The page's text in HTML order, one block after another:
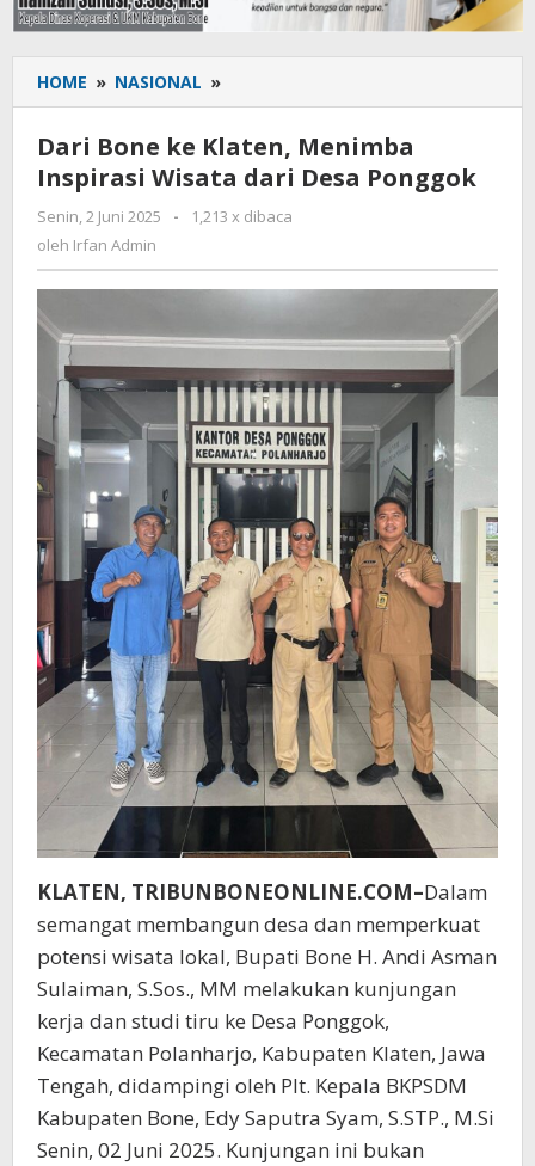
HOME » NASIONAL »
Bone
Klaten,
Menimba
Inspirasi
Ponggok
Dari Bone ke Klaten, Menimba
Inspirasi Wisata dari Desa Ponggok
Senin, 2 Juni 2025
oleh
-
1,213 x dibaca
oleh Irfan Admin
KLATEN, TRIBUNBONEONLINE.COM–Dalam
semangat membangun desa dan memperkuat
potensi wisata lokal, Bupati Bone H. Andi Asman
Sulaiman, S.Sos., MM melakukan kunjungan
kerja dan studi tiru ke Desa Ponggok,
Kecamatan Polanharjo, Kabupaten Klaten, Jawa
Tengah, didampingi oleh Plt. Kepala BKPSDM
Kabupaten Bone, Edy Saputra Syam, S.STP., M.Si
Senin, 02 Juni 2025. Kunjungan ini bukan